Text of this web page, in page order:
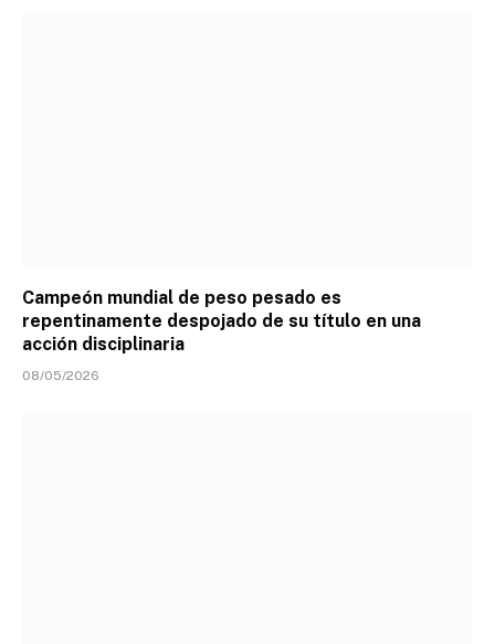
Campeón mundial de peso pesado es
repentinamente despojado de su título en una
acción disciplinaria
08/05/2026